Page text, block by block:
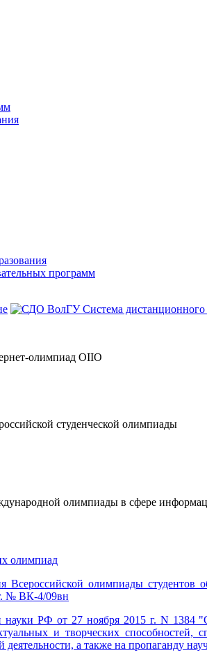
программ
Система
олимпиад OIIO
студенческой олимпиады
олимпиады в сфере
олимпиад
Всероссийской олимпиады студентов
№ ВК-4/09вн
науки РФ от 27 ноября 2015 г. N 1384
и творческих способностей,
деятельности, а также на пропаганду